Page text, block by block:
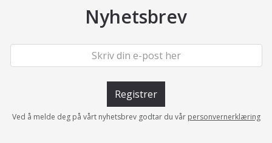
Nyhetsbrev
Registrer
Ved å melde deg på vårt nyhetsbrev godtar du vår personvernerklæring